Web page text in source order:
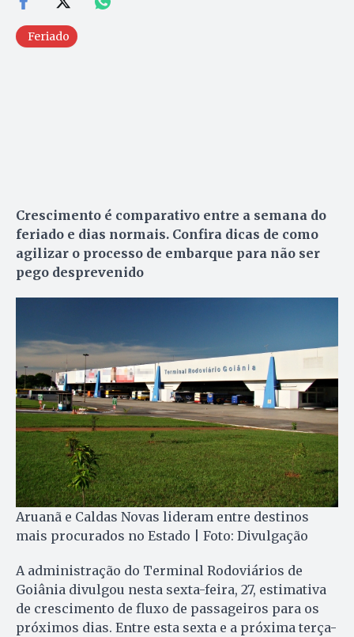
Feriado
Crescimento é comparativo entre a semana do
feriado e dias normais. Confira dicas de como
agilizar o processo de embarque para não ser
pego desprevenido
Aruanã e Caldas Novas lideram entre destinos
mais procurados no Estado | Foto: Divulgação
A administração do Terminal Rodoviários de
Goiânia divulgou nesta sexta-feira, 27, estimativa
de crescimento de fluxo de passageiros para os
próximos dias. Entre esta sexta e a próxima terça-